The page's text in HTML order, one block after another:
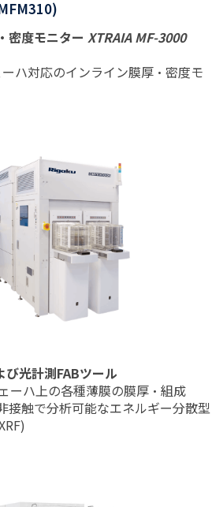
密度モニター XTRAIA MF-3000
ハ対応のインライン膜厚・密度モ
び光計測FABツール
ーハ上の各種薄膜の膜厚・組成
接触で分析可能なエネルギー分散型